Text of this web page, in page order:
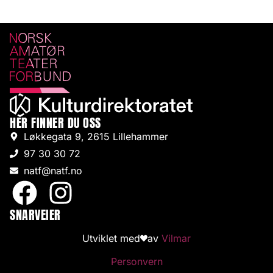
HER FINNER DU OSS
Løkkegata 9, 2615 Lillehammer
97 30 30 72
natf@natf.no
SNARVEIER
Utviklet med av Vilmar
Personvern